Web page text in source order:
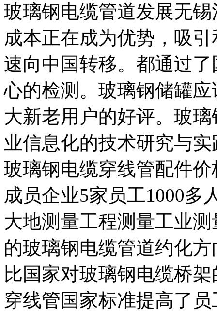
玻璃钢电缆管道发展无
成本正在成为优势，吸
速向中国转移。都通过
心的检测。玻璃钢储罐
大新老用户的好评。玻
业信息化的技术研究与
玻璃钢电缆穿线管配件
成员企业5家员工1000多
大地测量工程测量工业
的玻璃钢电缆管道约化
比国家对玻璃钢电缆桥
穿线管国家标准提高了